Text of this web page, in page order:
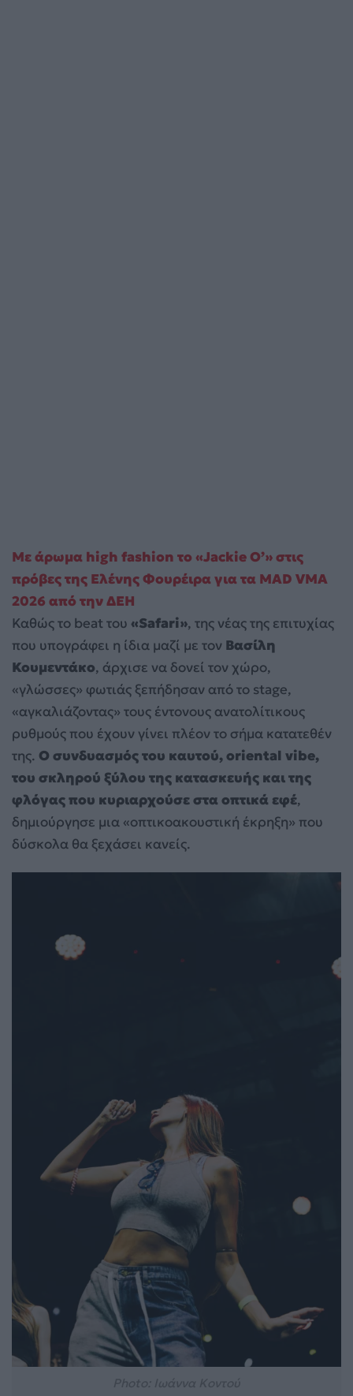
Με άρωμα high fashion το «Jackie O’» στις
πρόβες της Ελένης Φουρέιρα για τα MAD VMA
2026 από την ΔΕΗ
Καθώς το beat του «Safari», της νέας της επιτυχίας
που υπογράφει η ίδια μαζί με τον Βασίλη
Κουμεντάκο, άρχισε να δονεί τον χώρο,
«γλώσσες» φωτιάς ξεπήδησαν από το stage,
«αγκαλιάζοντας» τους έντονους ανατολίτικους
ρυθμούς που έχουν γίνει πλέον το σήμα κατατεθέν
της. Ο συνδυασμός του καυτού, oriental vibe,
του σκληρού ξύλου της κατασκευής και της
φλόγας που κυριαρχούσε στα οπτικά εφέ,
δημιούργησε μια «οπτικοακουστική έκρηξη» που
δύσκολα θα ξεχάσει κανείς.